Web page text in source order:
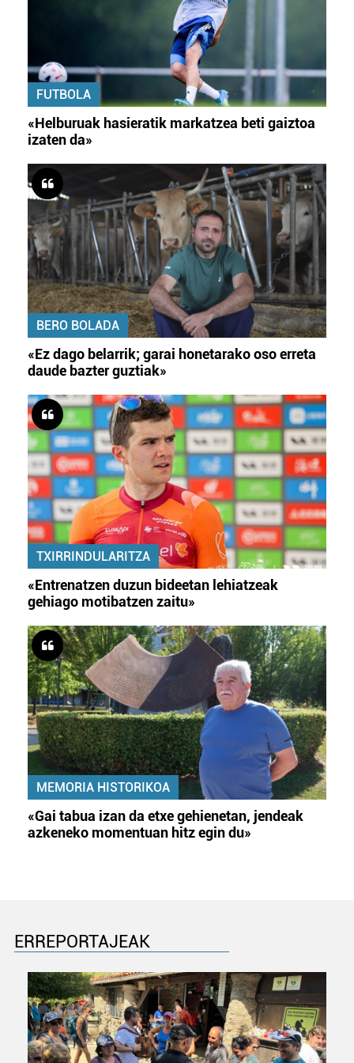
FUTBOLA
«Helburuak hasieratik markatzea beti gaiztoa
izaten da»
BERO BOLADA
«Ez dago belarrik; garai honetarako oso erreta
daude bazter guztiak»
TXIRRINDULARITZA
«Entrenatzen duzun bideetan lehiatzeak
gehiago motibatzen zaitu»
MEMORIA HISTORIKOA
«Gai tabua izan da etxe gehienetan, jendeak
azkeneko momentuan hitz egin du»
ERREPORTAJEAK